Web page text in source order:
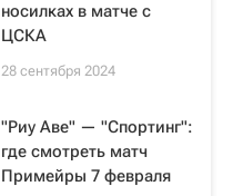
носилках в матче с
ЦСКА
28 сентября 2024
"Риу Аве" — "Спортинг":
где смотреть матч
Примейры 7 февраля